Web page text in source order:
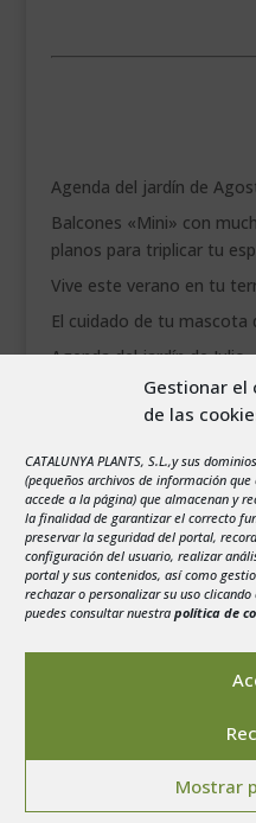
Gestionar el
de las
CATALUNYA PLANTS, S.L.,y sus
(pequeños archivos de información
accede a la página) que almacenan y
la finalidad de garantizar el correcto
preservar la seguridad del portal,
configuración del usuario, realizar
portal y sus contenidos, así como
rechazar o personalizar su uso
puedes consultar nuestra política de
Mostrar
Agenda del jardín de
Balcones «Mini» con
planos para triplicar tu
Vive este verano en tu
El cuidado de tu mascota
Agenda del jardín de Julio
3
4 5 6
10
11 12
17
18 19
24
25 26
31